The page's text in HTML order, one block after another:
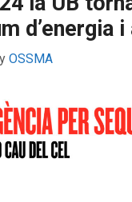
d’energia i
OSSMA